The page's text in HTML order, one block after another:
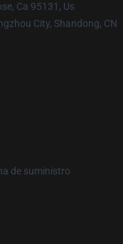
Ca 95131, Us
City, Shandong, CN
de suministro